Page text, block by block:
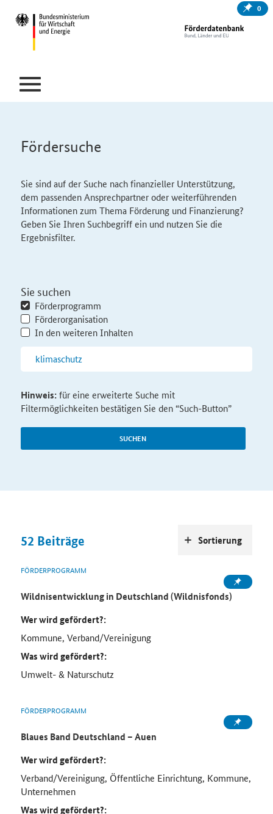
0
Fördersuche
Sie sind auf der Suche nach finanzieller Unterstützung,
dem passenden Ansprechpartner oder weiterführenden
Informationen zum Thema Förderung und Finanzierung?
Geben Sie Ihren Suchbegriff ein und nutzen Sie die
Ergebnisfilter.
Sie suchen
Förderprogramm
Förderorganisation
In den weiteren Inhalten
SUCHEN
Hinweis:für eine erweiterte Suche mit
Filtermöglichkeiten bestätigen Sie den “Such-Button”
52 Beiträge
FÖRDERPROGRAMM
Wildnisentwicklung in Deutschland (Wildnisfonds)
Wer wird gefördert?:
Kommune, Verband/Vereinigung
Was wird gefördert?:
Umwelt- & Naturschutz
FÖRDERPROGRAMM
Blaues Band Deutschland – Auen
Wer wird gefördert?:
Verband/Vereinigung, Öffentliche Einrichtung, Kommune,
Unternehmen
Was wird gefördert?:
Sortierung